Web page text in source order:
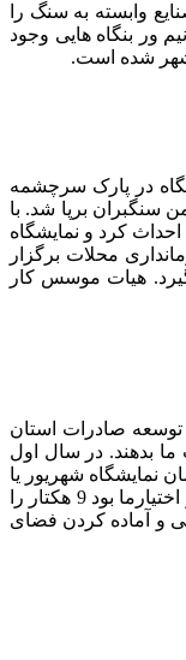
وابسته به سنگ را
ور بنگاه هایی وجود
شهر شده است.
در پارک سرچشمه
سنگبران برپا شد. با
کرد و نمایشگاه
محلات برگزار
هیات موسس کار
توسعه صادرات استان
و قرار شد 15 هکتار مابقی را در فاز دوم به شرکت ما بدهند. در سال اول
نمایشگاه شهریور یا
مهرماه برگزار می شد ما اصرار کردیم که نمایشگاه حتما باید در محل خودش برگزار شود؛ حدودا چهارماه وقت داشتیم و برنامه ریزی کردیم تا کارها انجام شود. از این 15 هکتاری که در اختیارما بود 9 هکتار را
اداری، سوله نمایشگاهی و آماده کردن فضای